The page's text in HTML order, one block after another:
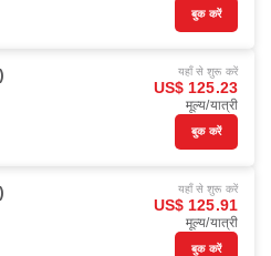
बुक करें
यहाँ से शुरू करें
US$ 125.23
मूल्य/यात्री
बुक करें
यहाँ से शुरू करें
US$ 125.91
मूल्य/यात्री
बुक करें